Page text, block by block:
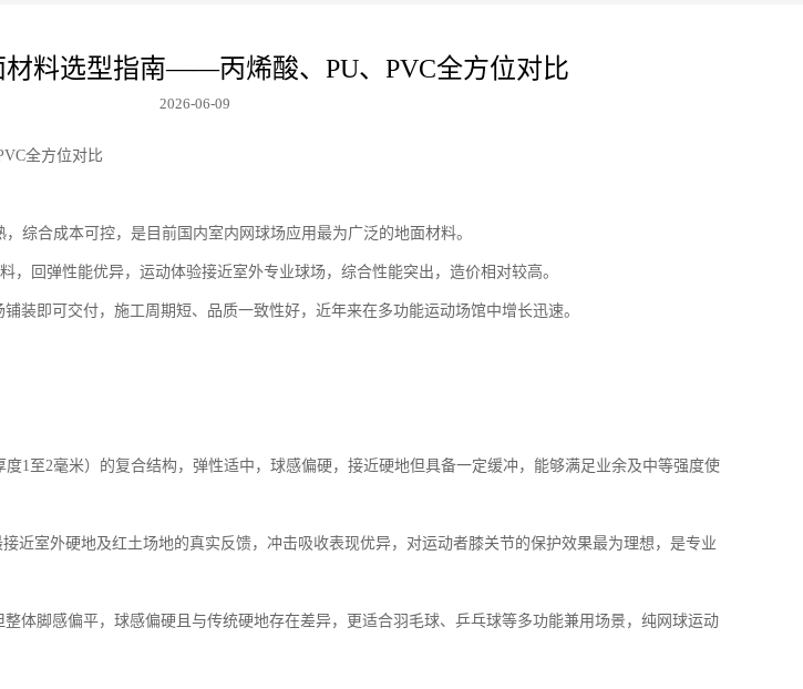
材料选型指南——丙烯酸、PU、PVC全方位对比
2026-06-09
全方位对比
综合成本可控，是目前国内室内网球场应用最为广泛的地面材料。
，回弹性能优异，运动体验接近室外专业球场，综合性能突出，造价相对较高。
装即可交付，施工周期短、品质一致性好，近年来在多功能运动场馆中增长迅速。
度1至2毫米）的复合结构，弹性适中，球感偏硬，接近硬地但具备一定缓冲，能够满足业余及中等强度使
近室外硬地及红土场地的真实反馈，冲击吸收表现优异，对运动者膝关节的保护效果最为理想，是专业
体脚感偏平，球感偏硬且与传统硬地存在差异，更适合羽毛球、乒乓球等多功能兼用场景，纯网球运动